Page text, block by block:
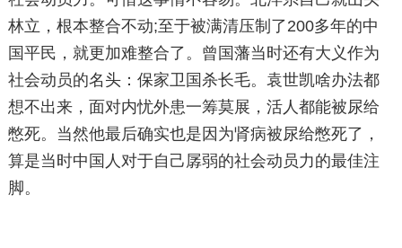
林立，根本整合不动;至于被满清压制了200多年的中
国平民，就更加难整合了。曾国藩当时还有大义作为
社会动员的名头：保家卫国杀长毛。袁世凯啥办法都
想不出来，面对内忧外患一筹莫展，活人都能被尿给
憋死。当然他最后确实也是因为肾病被尿给憋死了，
算是当时中国人对于自己孱弱的社会动员力的最佳注
脚。